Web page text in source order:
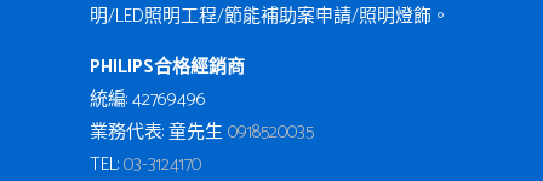
明/LED照明工程/節能補助案申請/照明燈飾。
PHILIPS合格經銷商
統編: 42769496
業務代表: 童先生0918520035
TEL:03-3124170